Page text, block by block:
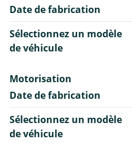
Date de fabrication
Sélectionnez un modèle
de véhicule
Motorisation
Date de fabrication
Sélectionnez un modèle
de véhicule